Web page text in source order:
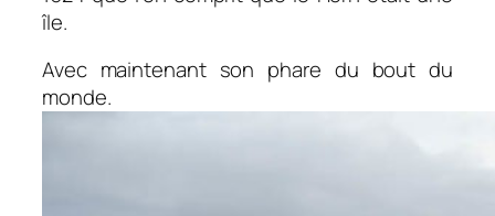
île.
Avec maintenant son phare du bout du
monde.